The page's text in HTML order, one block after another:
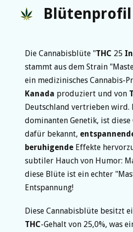
Blütenprofil
Die Cannabisblüte "THC 25
stammt aus dem Strain
ein medizinisches Cannabis-
Kanada produziert und von
Deutschland vertrieben wird.
dominanten Genetik, ist
dafür bekannt,
beruhigende Effekte
subtiler Hauch von Humor:
diese Blüte ist ein echter
Entspannung!
Diese Cannabisblüte besitzt
THC-Gehalt von 25,0%, was